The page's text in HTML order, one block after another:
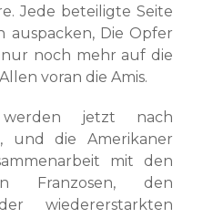
Jede beteiligte Seite
auspacken, Die Opfer
noch mehr auf die
voran die Amis.
werden jetzt nach
und die Amerikaner
mit den
Franzosen, den
wiedererstarkten